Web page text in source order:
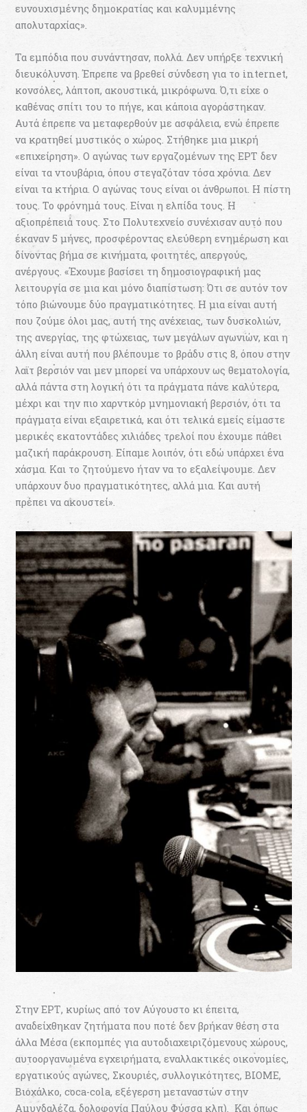
ευνουχισμένης δημοκρατίας και καλυμμένης
απολυταρχίας».
Τα εμπόδια που συνάντησαν, πολλά. Δεν υπήρξε τεχνική
διευκόλυνση. Έπρεπε να βρεθεί σύνδεση για το internet,
κονσόλες, λάπτοπ, ακουστικά, μικρόφωνα. Ό,τι είχε ο
καθένας σπίτι του το πήγε, και κάποια αγοράστηκαν.
Αυτά έπρεπε να μεταφερθούν με ασφάλεια, ενώ έπρεπε
να κρατηθεί μυστικός ο χώρος. Στήθηκε μια μικρή
«επιχείρηση». Ο αγώνας των εργαζομένων της ΕΡΤ δεν
είναι τα ντουβάρια, όπου στεγαζόταν τόσα χρόνια. Δεν
είναι τα κτήρια. Ο αγώνας τους είναι οι άνθρωποι. Η πίστη
τους. Το φρόνημά τους. Είναι η ελπίδα τους. Η
αξιοπρέπειά τους. Στο Πολυτεχνείο συνέχισαν αυτό που
έκαναν 5 μήνες, προσφέροντας ελεύθερη ενημέρωση και
δίνοντας βήμα σε κινήματα, φοιτητές, απεργούς,
ανέργους. «Έχουμε βασίσει τη δημοσιογραφική μας
λειτουργία σε μια και μόνο διαπίστωση: Ότι σε αυτόν τον
τόπο βιώνουμε δύο πραγματικότητες. Η μια είναι αυτή
που ζούμε όλοι μας, αυτή της ανέχειας, των δυσκολιών,
της ανεργίας, της φτώχειας, των μεγάλων αγωνιών, και η
άλλη είναι αυτή που βλέπουμε το βράδυ στις 8, όπου στην
λαϊτ βερσιόν ναι μεν μπορεί να υπάρχουν ως θεματολογία,
αλλά πάντα στη λογική ότι τα πράγματα πάνε καλύτερα,
μέχρι και την πιο χαρντκόρ μνημονιακή βερσιόν, ότι τα
πράγματα είναι εξαιρετικά, και ότι τελικά εμείς είμαστε
μερικές εκατοντάδες χιλιάδες τρελοί που έχουμε πάθει
μαζική παράκρουση. Είπαμε λοιπόν, ότι εδώ υπάρχει ένα
χάσμα. Και το ζητούμενο ήταν να το εξαλείψουμε. Δεν
υπάρχουν δυο πραγματικότητες, αλλά μια. Και αυτή
πρέπει να ακουστεί».
Στην ΕΡΤ, κυρίως από τον Αύγουστο κι έπειτα,
αναδείχθηκαν ζητήματα που ποτέ δεν βρήκαν θέση στα
άλλα Μέσα (εκπομπές για αυτοδιαχειριζόμενους χώρους,
αυτοοργανωμένα εγχειρήματα, εναλλακτικές οικονομίες,
εργατικούς αγώνες, Σκουριές, συλλογικότητες, ΒΙΟΜΕ,
Βιοχάλκο, coca-cola, εξέγερση μεταναστών στην
Αμυγδαλέζα, δολοφονία Παύλου Φύσσα κλπ). Και όπως